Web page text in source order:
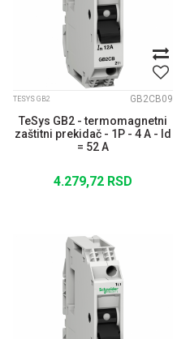
TESYS GB2 GB2CB09
TeSys GB2 - termomagnetni
zaštitni prekidač - 1P - 4 A - Id
= 52 A
4.279,72 RSD